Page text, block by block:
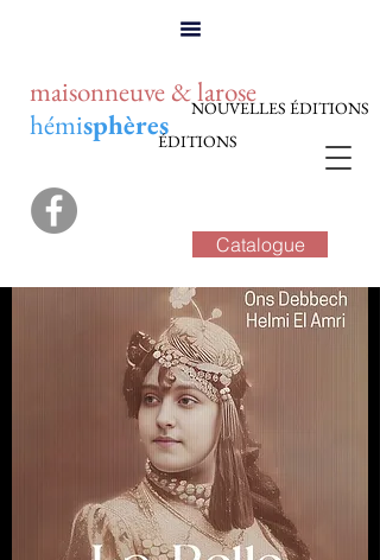
hémisphèresÉDITIONS
maisonneuve & laroseNOUVELLES ÉDITIONS
Catalogue